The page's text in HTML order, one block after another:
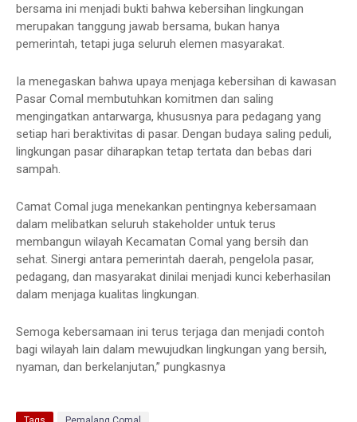
bersama ini menjadi bukti bahwa kebersihan lingkungan
merupakan tanggung jawab bersama, bukan hanya
pemerintah, tetapi juga seluruh elemen masyarakat.
Ia menegaskan bahwa upaya menjaga kebersihan di kawasan
Pasar Comal membutuhkan komitmen dan saling
mengingatkan antarwarga, khususnya para pedagang yang
setiap hari beraktivitas di pasar. Dengan budaya saling peduli,
lingkungan pasar diharapkan tetap tertata dan bebas dari
sampah.
Camat Comal juga menekankan pentingnya kebersamaan
dalam melibatkan seluruh stakeholder untuk terus
membangun wilayah Kecamatan Comal yang bersih dan
sehat. Sinergi antara pemerintah daerah, pengelola pasar,
pedagang, dan masyarakat dinilai menjadi kunci keberhasilan
dalam menjaga kualitas lingkungan.
Semoga kebersamaan ini terus terjaga dan menjadi contoh
bagi wilayah lain dalam mewujudkan lingkungan yang bersih,
nyaman, dan berkelanjutan,” pungkasnya